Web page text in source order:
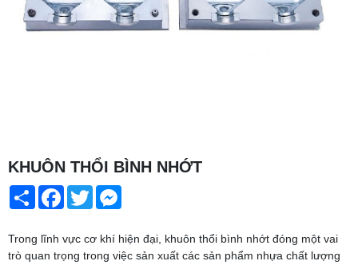
KHUÔN THỔI BÌNH NHỚT
Share Facebook
Twitter
Trong lĩnh vực cơ khí hiện đại, khuôn thổi bình nhớt đóng một vai
trò quan trọng trong việc sản xuất các sản phẩm nhựa chất lượng